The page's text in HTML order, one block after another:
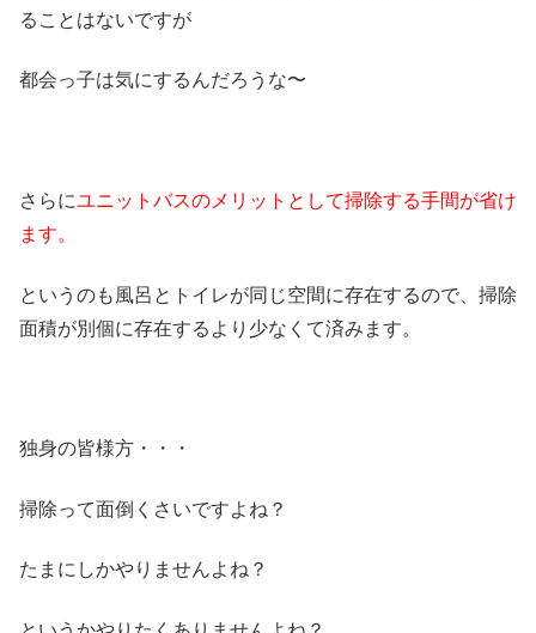
ることはないですが
都会っ子は気にするんだろうな〜
さらにユニットバスのメリットとして掃除する手間が省け
ます。
というのも風呂とトイレが同じ空間に存在するので、掃除
面積が別個に存在するより少なくて済みます。
独身の皆様方・・・
掃除って面倒くさいですよね？
たまにしかやりませんよね？